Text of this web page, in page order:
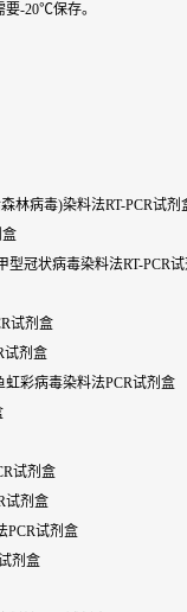
-20℃保存。
林病毒)染料法RT-PCR试剂
盒
型冠状病毒染料法RT-PCR
试剂盒
试剂盒
虹彩病毒染料法PCR试剂盒
试剂盒
试剂盒
PCR试剂盒
剂盒